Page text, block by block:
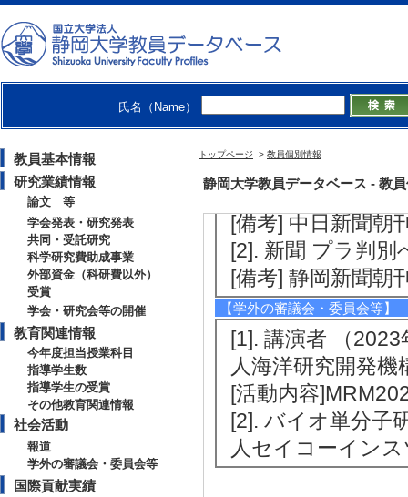
氏名（Name）
教員基本情報
研究業績情報
論文 等
学会発表・研究発表
共同・受託研究
科学研究費助成事業
外部資金（科研費以外）
受賞
学会・研究会等の開催
教育関連情報
今年度担当授業科目
指導学生数
指導学生の受賞
その他教育関連情報
社会活動
報道
学外の審議会・委員会等
国際貢献実績
トップページ > 教員個別情報
静岡大学教員データベース - 教
7月 )
社会活動
[1]. 新聞 海洋ご
[備考] 中日新聞朝
[2]. 新聞 プラ判別
[備考] 静岡新聞朝
【学外の審議会・委員会等】
[1]. 講演者 （
人海洋研究開発機
[活動内容
[2]. バイオ単分子
人セイコーイン